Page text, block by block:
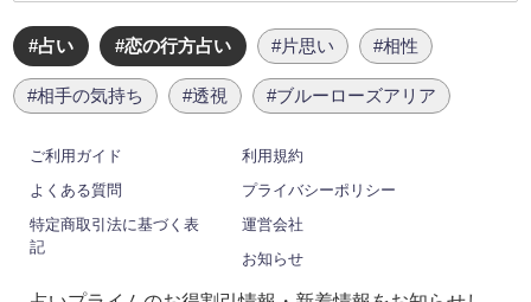
#占い #恋の行方占い #片思い #相性
#相手の気持ち #透視 #ブルーローズアリア
ご利用ガイド
利用規約
よくある質問
プライバシーポリシー
特定商取引法に基づく表
記
運営会社
お知らせ